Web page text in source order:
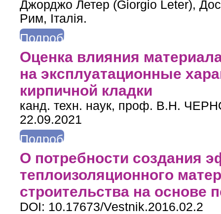
Джорджо Летер (Giorgio Leter),
Рим, Італія.
Подробнее
Оценка влияния
на эксплуатационные
кирпичной кладки
канд. техн. наук, проф. В.Н.
22.09.2021
Подробнее
О потребности создания
теплоизоляционного
строительства на основе
DOI: 10.17673/Vestnik.2016.02.2